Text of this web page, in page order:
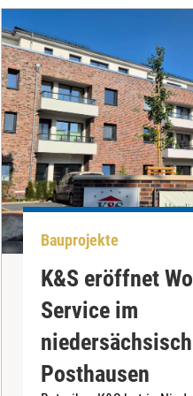
Bauprojekte
K&S eröffnet
Service im
Posthausen